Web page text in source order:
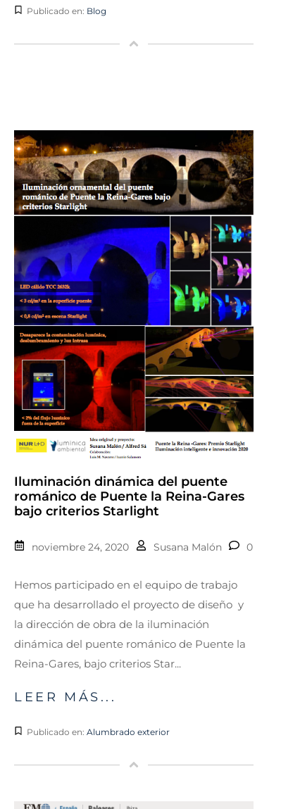
Publicado en: Blog
Iluminación dinámica del puente
románico de Puente la Reina-Gares
bajo criterios Starlight
noviembre 24, 2020 Susana Malón 0
Hemos participado en el equipo de trabajo
que ha desarrollado el proyecto de diseño y
la dirección de obra de la iluminación
dinámica del puente románico de Puente la
Reina-Gares, bajo criterios Star...
LEER MÁS...
Publicado en: Alumbrado exterior